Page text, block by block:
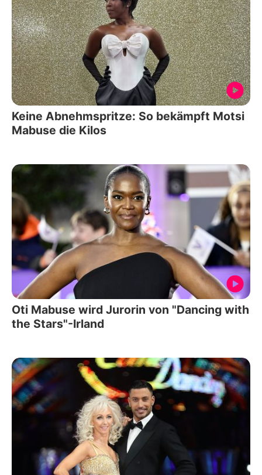
Keine Abnehmspritze: So bekämpft Motsi
Mabuse die Kilos
Oti Mabuse wird Jurorin von "Dancing with
the Stars"-Irland